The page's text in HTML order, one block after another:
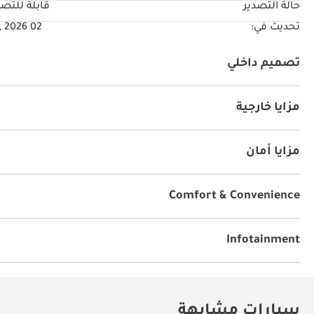
حالة التصدير
قابلة
تحديث في:
02 Jul, 2026
تصميم داخلي
طي المقعد الخلفي
مزايا خارجية
مزايا أمان
نظام إندار ضد السرقة
Comfort & Convenience
وضعيات القيادة
Infotainment